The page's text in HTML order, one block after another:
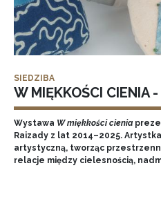
SIEDZIBA
W MIĘKKOŚCI CIENIA
Wystawa W miękkości cienia
Raizady z lat 2014–2025.
artystyczną, tworząc
relacje między cielesnością,